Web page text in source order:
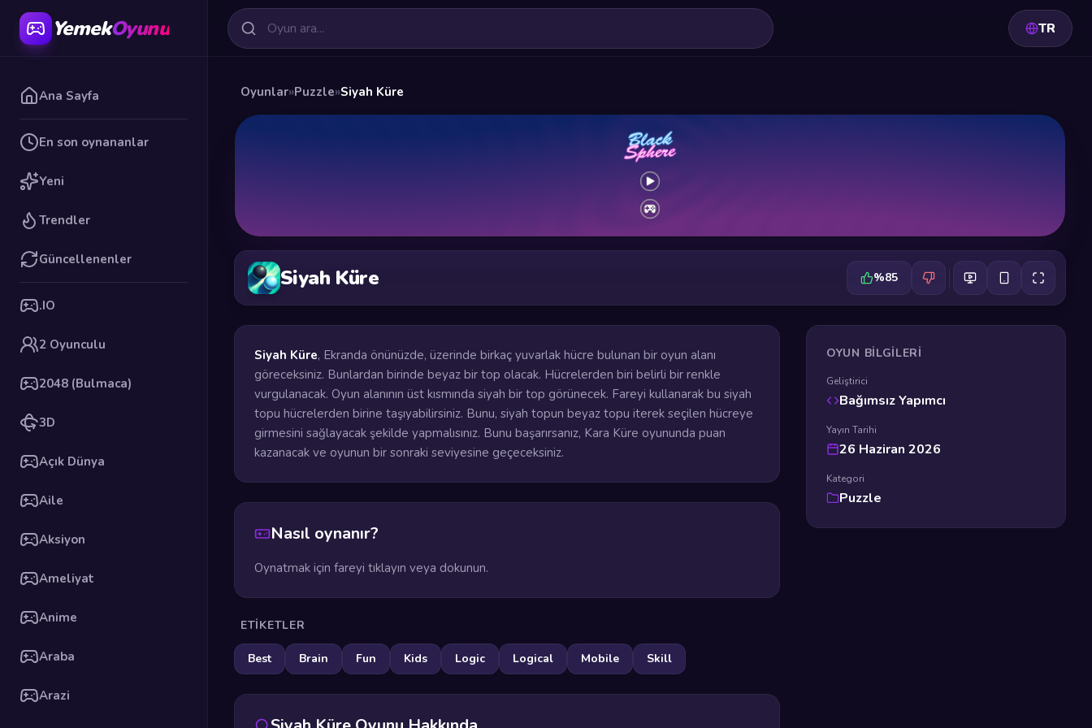
YemekOyunu
Ana Sayfa
En son oynananlar
Yeni
Trendler
Güncellenenler
.IO
2 Oyunculu
2048 (Bulmaca)
3D
Açık Dünya
Aile
Aksiyon
Ameliyat
Anime
Araba
Arazi
TR
Oyunlar»Puzzle»Siyah Küre
Siyah Küre %85
Siyah Küre, Ekranda önünüzde, üzerinde birkaç yuvarlak hücre bulunan bir oyun alanı
göreceksiniz. Bunlardan birinde beyaz bir top olacak. Hücrelerden biri belirli bir renkle
vurgulanacak. Oyun alanının üst kısmında siyah bir top görünecek. Fareyi kullanarak bu siyah
topu hücrelerden birine taşıyabilirsiniz. Bunu, siyah topun beyaz topu iterek seçilen hücreye
girmesini sağlayacak şekilde yapmalısınız. Bunu başarırsanız, Kara Küre oyununda puan
kazanacak ve oyunun bir sonraki seviyesine geçeceksiniz.
Nasıl oynanır?
Oynatmak için fareyi tıklayın veya dokunun.
ETIKETLER
Best Brain Fun Kids Logic Logical Mobile Skill
OYUN BILGILERI
Geliştirici
Bağımsız Yapımcı
Yayın Tarihi
26 Haziran 2026
Kategori
Puzzle